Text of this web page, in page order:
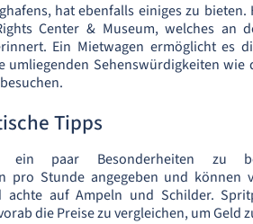
hat ebenfalls einiges zu bieten.
Center & Museum, welches an
Ein Mietwagen ermöglicht es
Sehenswürdigkeiten wie
Tipps
paar Besonderheiten zu
pro Stunde angegeben und können
auf Ampeln und Schilder.
die Preise zu vergleichen, um Geld